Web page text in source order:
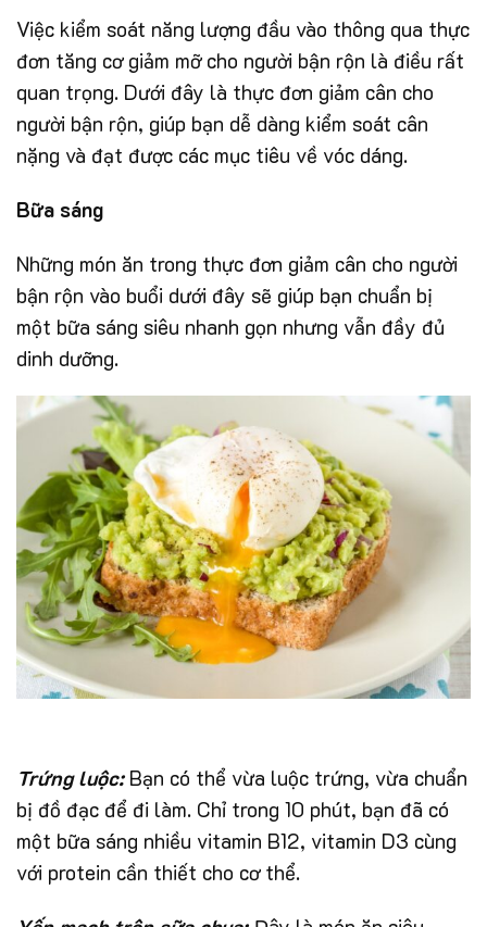
Việc kiểm soát năng lượng đầu vào thông qua thực
đơn tăng cơ giảm mỡ cho người bận rộn là điều rất
quan trọng. Dưới đây là thực đơn giảm cân cho
người bận rộn, giúp bạn dễ dàng kiểm soát cân
nặng và đạt được các mục tiêu về vóc dáng.
Bữa sáng
Những món ăn trong thực đơn giảm cân cho người
bận rộn vào buổi dưới đây sẽ giúp bạn chuẩn bị
một bữa sáng siêu nhanh gọn nhưng vẫn đầy đủ
dinh dưỡng.
Trứng luộc:Bạn có thể vừa luộc trứng, vừa chuẩn
bị đồ đạc để đi làm. Chỉ trong 10 phút, bạn đã có
một bữa sáng nhiều vitamin B12, vitamin D3 cùng
với protein cần thiết cho cơ thể.